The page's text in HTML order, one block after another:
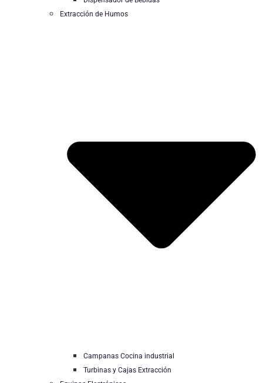
Extracción de Humos
Campanas Cocina industrial
Turbinas y Cajas Extracción